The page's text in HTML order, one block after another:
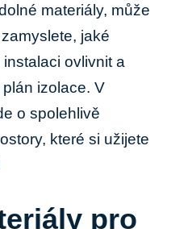
materiály, může
⁤jaké
ovlivnit a
izolace. V
o spolehlivě
které si užijete
pro